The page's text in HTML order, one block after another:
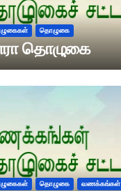
தொழுகை
தொழுகை
தொழுகை வணக்கங்கள்